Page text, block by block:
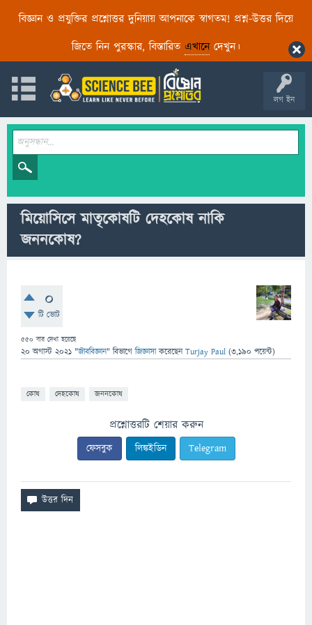
বিজ্ঞান ও প্রযুক্তির প্রশ্নোত্তর দুনিয়ায় আপনাকে স্বাগতম! প্রশ্ন-উত্তর দিয়ে
জিতে নিন পুরস্কার, বিস্তারিত এখানেদেখুন।
লগ ইন
মিয়োসিসে মাতৃকোষটি দেহকোষ নাকি
জননকোষ?
0
টি ভোট
550 বার দেখা হয়েছে
20 অগাস্ট 2021 "জীববিজ্ঞান" বিভাগে জিজ্ঞাসাকরেছেনTurjay Paul (3,190 পয়েন্ট)
কোষ দেহকোষ জননকোষ
প্রশ্নোত্তরটি শেয়ার করুন
ফেসবুক লিঙ্কইডিন Telegram